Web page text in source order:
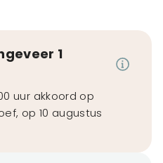
1
uur akkoord op
op 10 augustus